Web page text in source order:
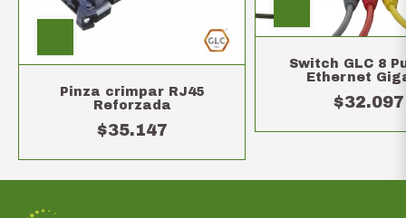
Pinza crimpar RJ45
Reforzada
$35.147
Switch GLC 8
Ethernet
$32.097